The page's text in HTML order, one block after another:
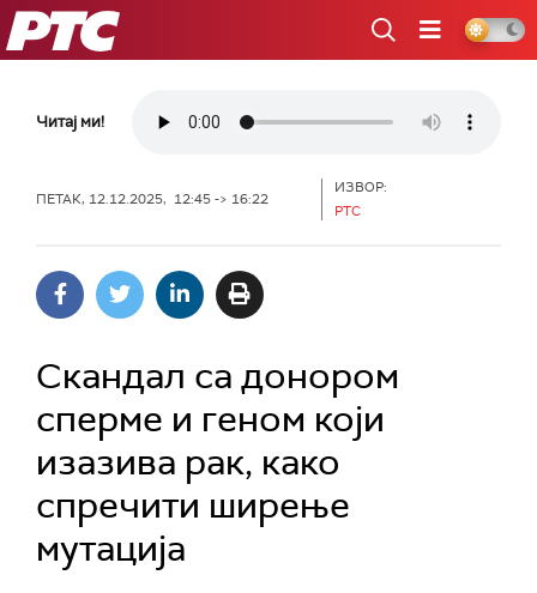
РТС
Читај ми!
ПЕТАК, 12.12.2025, 12:45 -> 16:22
ИЗВОР:
РТС
Скандал са донором
сперме и геном који
изазива рак, како
спречити ширење
мутација